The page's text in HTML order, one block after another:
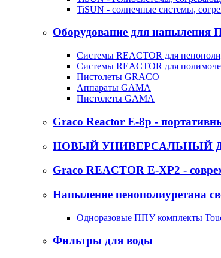
TiSUN - солнечные системы,
Оборудование для
Системы REACTOR для
Системы REACTOR для
Пистолеты GRACO
Аппараты GAMA
Пистолеты GAMA
Graco Reactor E-8p -
НОВЫЙ УНИВЕРСАЛЬНЫЙ
Graco REACTOR E-XP2 -
Напыление пенополиуретана
Одноразовые ППУ комплекты
Фильтры для воды